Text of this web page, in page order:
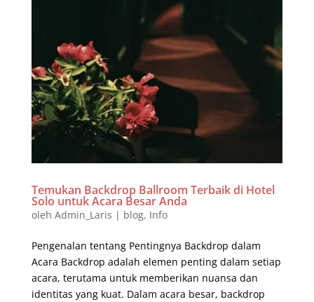
Temukan Backdrop Ballroom Terbaik di Hotel
Solo untuk Acara Besar Anda
oleh Admin_Laris | blog, Info
Pengenalan tentang Pentingnya Backdrop dalam
Acara Backdrop adalah elemen penting dalam setiap
acara, terutama untuk memberikan nuansa dan
identitas yang kuat. Dalam acara besar, backdrop